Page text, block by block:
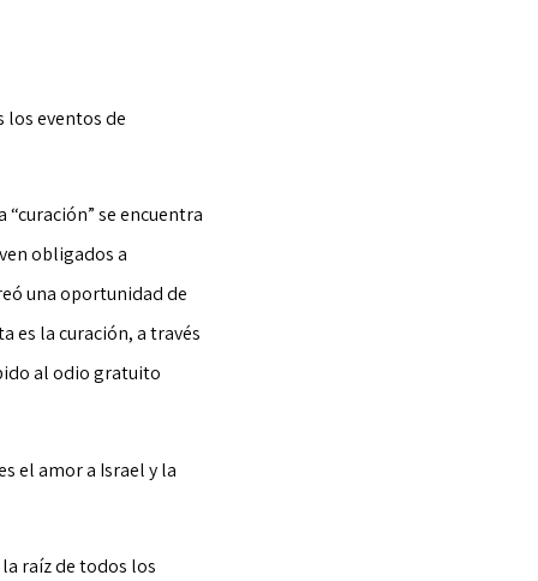
los eventos de
“curación” se encuentra
obligados a
una oportunidad de
es la curación, a través
al odio gratuito
el amor a Israel y la
raíz de todos los